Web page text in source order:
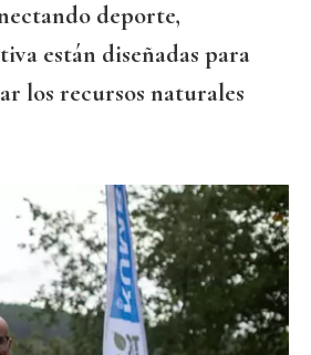
deporte,
están diseñadas para
los recursos naturales